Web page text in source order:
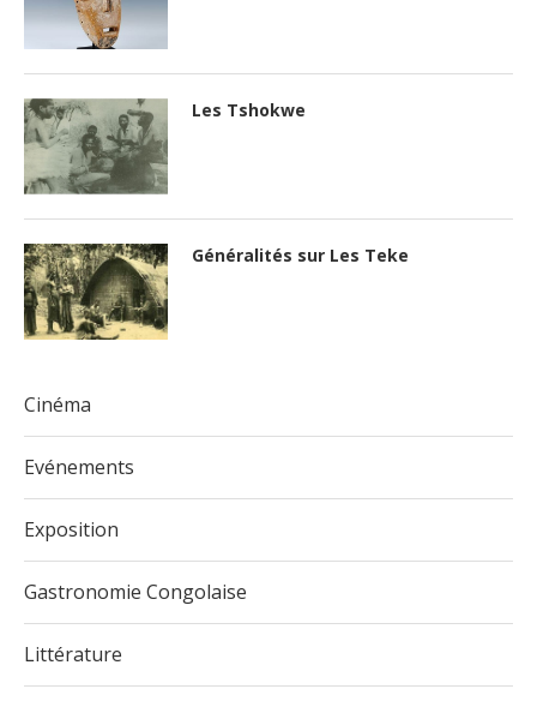
Les Tshokwe
Généralités sur Les Teke
Cinéma
Evénements
Exposition
Gastronomie Congolaise
Littérature